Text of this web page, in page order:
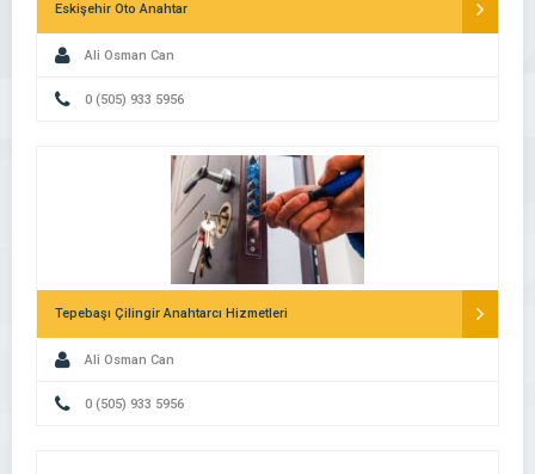
Eskişehir Oto Anahtar
Ali Osman Can
0 (505) 933 5956
Tepebaşı Çilingir Anahtarcı Hizmetleri
Ali Osman Can
0 (505) 933 5956